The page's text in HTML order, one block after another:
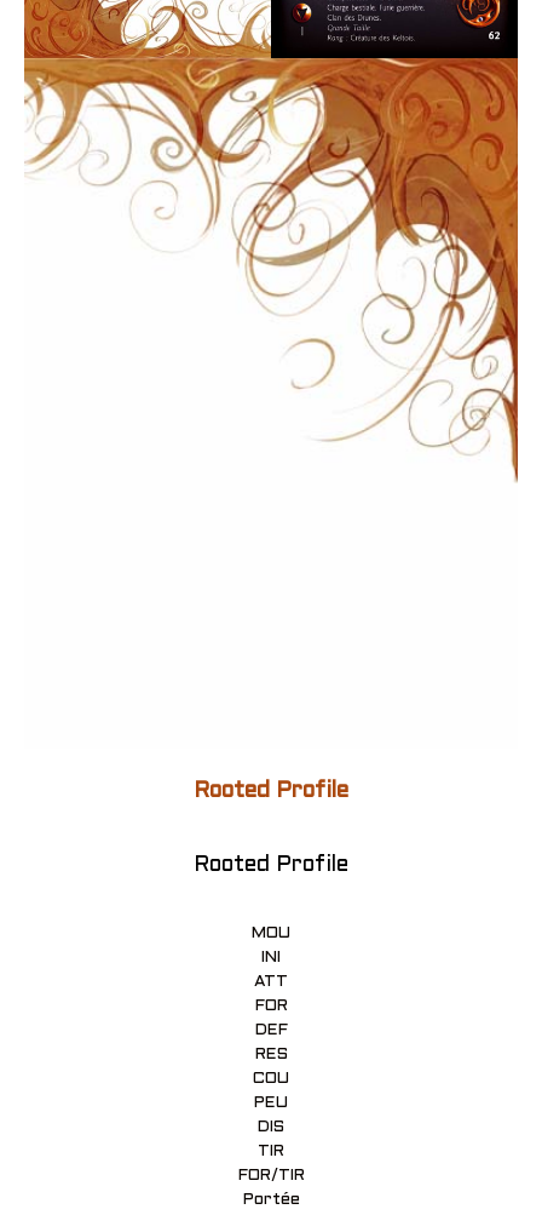
Rooted Profile
Rooted Profile
MOU
INI
ATT
FOR
DEF
RES
COU
PEU
DIS
TIR
FOR/TIR
Portée